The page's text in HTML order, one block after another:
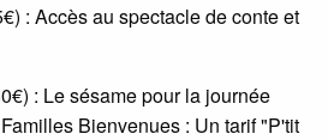
: Accès au spectacle de conte et
: Le sésame pour la journée
Bienvenues : Un tarif "P'tit